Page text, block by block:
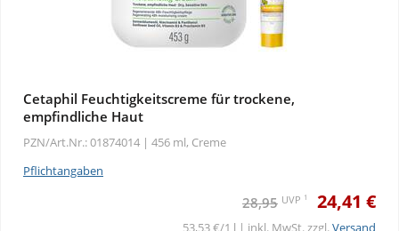
Cetaphil Feuchtigkeitscreme für trockene,
empfindliche Haut
PZN/Art.Nr.: 01874014 | 456 ml, Creme
Pflichtangaben
28,95 UVP 1 24,41 €
53,53 €/1 l | inkl. MwSt. zzgl.Versand